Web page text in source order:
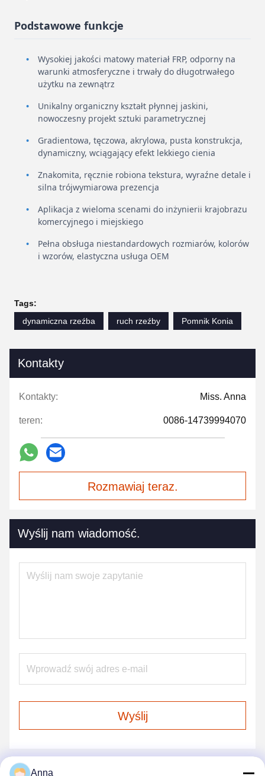
Podstawowe funkcje
Wysokiej jakości matowy materiał FRP, odporny na
warunki atmosferyczne i trwały do ​​długotrwałego
użytku na zewnątrz
Unikalny organiczny kształt płynnej jaskini,
nowoczesny projekt sztuki parametrycznej
Gradientowa, tęczowa, akrylowa, pusta konstrukcja,
dynamiczny, wciągający efekt lekkiego cienia
Znakomita, ręcznie robiona tekstura, wyraźne detale i
silna trójwymiarowa prezencja
Aplikacja z wieloma scenami do inżynierii krajobrazu
komercyjnego i miejskiego
Pełna obsługa niestandardowych rozmiarów, kolorów
i wzorów, elastyczna usługa OEM
Tags:
dynamiczna rzeźba
ruch rzeźby Pomnik Konia
Kontakty
Kontakty: Miss. Anna
teren: 0086-14739994070
Rozmawiaj teraz.
Wyślij nam wiadomość.
Wyślij
Anna